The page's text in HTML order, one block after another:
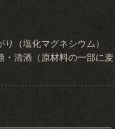
（塩化マグネシウム）
清酒（原材料の一部に